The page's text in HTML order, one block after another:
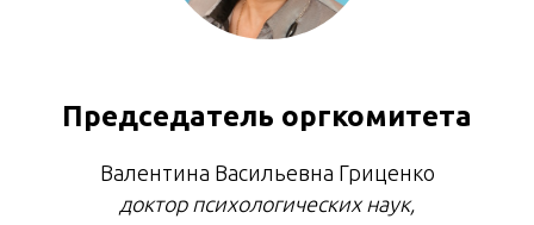
Председатель оргкомитета
Валентина Васильевна Гриценко
доктор психологических наук,